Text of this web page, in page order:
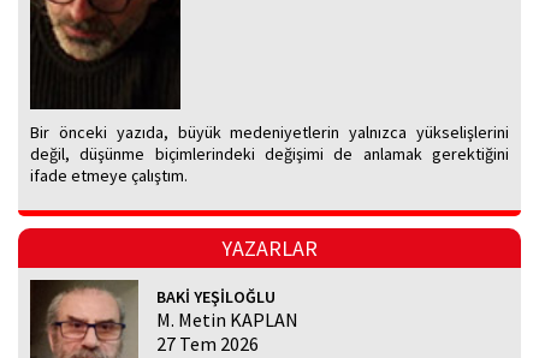
Bir önceki yazıda, büyük medeniyetlerin yalnızca yükselişlerini
değil, düşünme biçimlerindeki değişimi de anlamak gerektiğini
ifade etmeye çalıştım.
YAZARLAR
BAKİ YEŞİLOĞLU
M. Metin KAPLAN
27 Tem 2026